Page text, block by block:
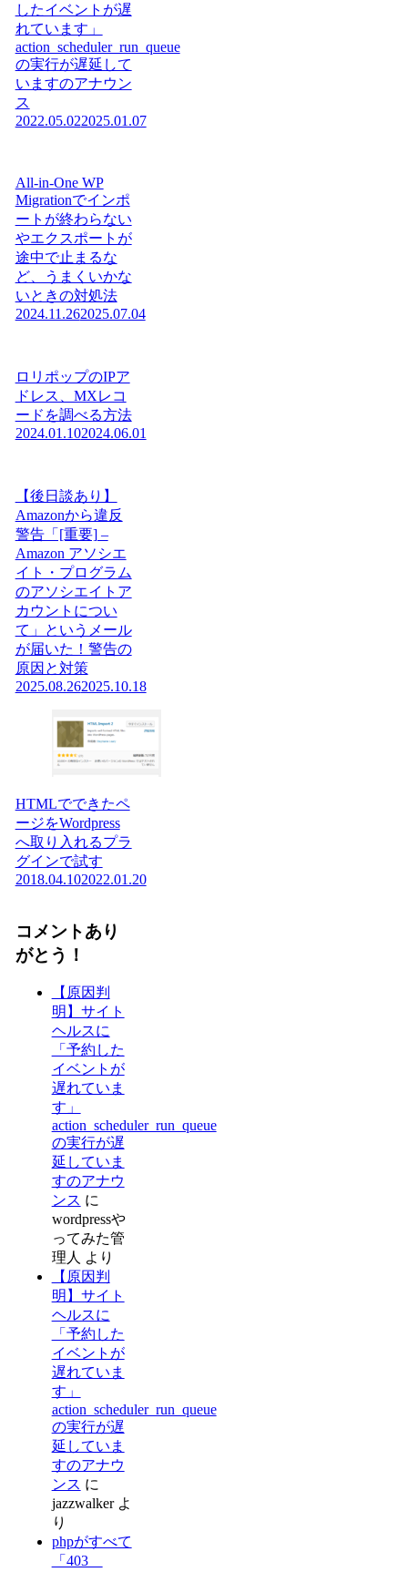
したイベントが遅
れています」
action_scheduler_run_queue
の実行が遅延して
いますのアナウン
ス
2022.05.022025.01.07
All-in-One WP
Migrationでインポ
ートが終わらない
やエクスポートが
途中で止まるな
ど、うまくいかな
いときの対処法
2024.11.262025.07.04
ロリポップのIPア
ドレス、MXレコ
ードを調べる方法
2024.01.102024.06.01
【後日談あり】
Amazonから違反
警告「[重要] –
Amazon アソシエ
イト・プログラム
のアソシエイトア
カウントについ
て」というメール
が届いた！警告の
原因と対策
2025.08.262025.10.18
HTMLでできたペ
ージをWordpress
へ取り入れるプラ
グインで試す
2018.04.102022.01.20
コメントあり
がとう！
【原因判
明】サイト
ヘルスに
「予約した
イベントが
遅れていま
す」
action_scheduler_run_queue
の実行が遅
延していま
すのアナウ
ンス に
wordpressや
ってみた管
理人 より
【原因判
明】サイト
ヘルスに
「予約した
イベントが
遅れていま
す」
action_scheduler_run_queue
の実行が遅
延していま
すのアナウ
ンス に
jazzwalkerよ
り
phpがすべて
「403